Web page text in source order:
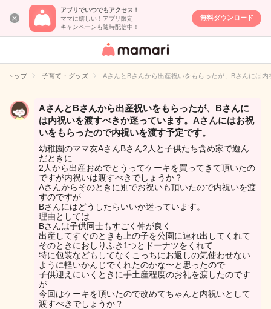
アプリでいつでもアクセス！
ママに嬉しい！アプリ限定
キャンペーンも随時配信中！
無料ダウンロード
女性専用匿名QA
イト
トップ 子育て・グッズ AさんとBさんから出産祝いをもらったが、Bさんには
AさんとBさんから出産祝いをもらったが、Bさんに
は内祝いを渡すべきか迷っています。Aさんにはお祝
いをもらったので内祝いを渡す予定です。
幼稚園のママ友AさんBさん2人と子供たち含め家で遊ん
だときに
2人から出産おめでとうってケーキを買ってきて頂いたの
ですが内祝いは渡すべきでしょうか？
Aさんからそのときに別でお祝いも頂いたので内祝いを渡
すのですが
Bさんにはどうしたらいいか迷っています。
理由としては
Bさんは子供同士もすごく仲が良く
出産してすぐのときも上の子を公園に連れ出してくれて
そのときにおしりふき1つとドーナツをくれて
特に包装などもしてなくこっちにお返しの気使わせない
ように軽いかんじでくれたのかな〜と思ったので
子供迎えにいくときに手土産程度のお礼を渡したのです
が
今回はケーキを頂いたので改めてちゃんと内祝いとして
渡すべきでしょうか？